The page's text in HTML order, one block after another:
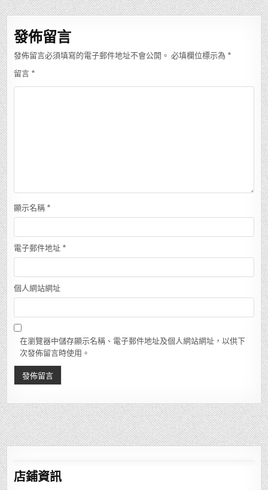
導
覽
發佈留言
發佈留言必須填寫的電子郵件地址不會公開。 必填欄位標示為 *
留言 *
顯示名稱 *
電子郵件地址 *
個人網站網址
在瀏覽器中儲存顯示名稱、電子郵件地址及個人網站網址，以供下
次發佈留言時使用。
店鋪資訊